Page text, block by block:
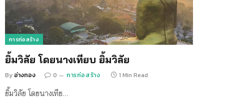
การก่อสร้าง
ยิ้มวิลัย โดยนางเทียบ ยิ้มวิลัย
By อ่างทอง 0 การก่อสร้าง 1 Min Read
ยิ้มวิลัย โดยนางเทีย…